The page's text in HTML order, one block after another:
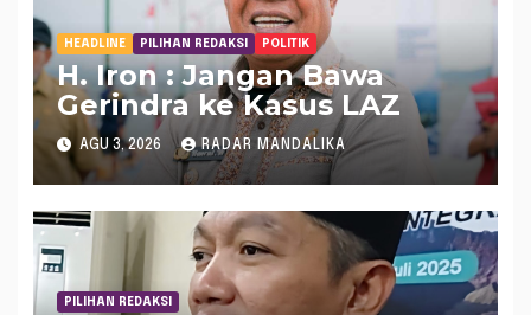
HEADLINE PILIHAN REDAKSI POLITIK
H. Iron : Jangan Bawa
Gerindra ke Kasus LAZ
AGU 3, 2026 RADAR MANDALIKA
PILIHAN REDAKSI